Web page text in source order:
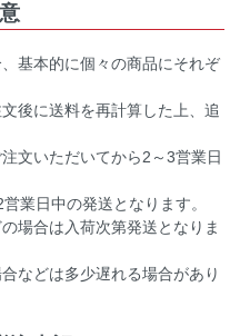
基本的に個々の商品にそれぞ
後に送料を再計算した上、追
文いただいてから2～3営業日
業日中の発送となります。
場合は入荷次第発送となりま
などは多少遅れる場合があり